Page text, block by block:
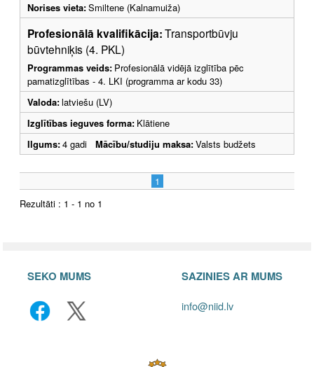
Norises vieta:Smiltene (Kalnamuiža)
Profesionālā kvalifikācija:Transportbūvju
būvtehniķis (4. PKL)
Programmas veids: Profesionālā vidējā izglītība pēc
pamatizglītības - 4. LKI (programma ar kodu 33)
Valoda:latviešu (LV)
Izglītības ieguves forma: Klātiene
Ilgums:4 gadi Mācību/studiju maksa:Valsts budžets
1
Rezultāti : 1 - 1 no 1
SEKO MUMS SAZINIES AR MUMS
info@niid.lv